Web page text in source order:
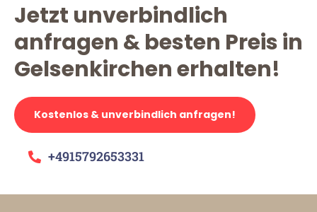
Jetzt unverbindlich
anfragen & besten Preis in
Gelsenkirchen erhalten!
Kostenlos & unverbindlich anfragen!
+4915792653331